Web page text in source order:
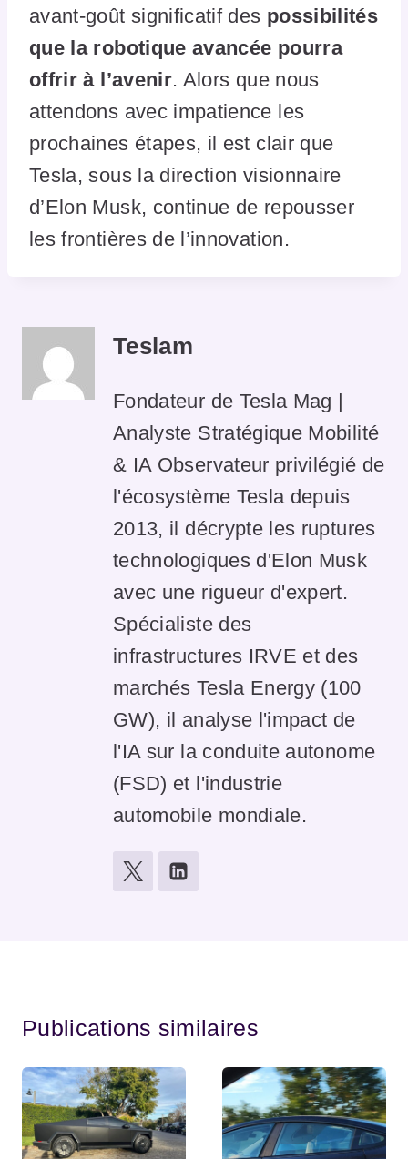
avant-goût significatif des possibilités
que la robotique avancée pourra
offrir à l’avenir. Alors que nous
attendons avec impatience les
prochaines étapes, il est clair que
Tesla, sous la direction visionnaire
d’Elon Musk, continue de repousser
les frontières de l’innovation.
Teslam
Fondateur de Tesla Mag |
Analyste Stratégique Mobilité
& IA Observateur privilégié de
l'écosystème Tesla depuis
2013, il décrypte les ruptures
technologiques d'Elon Musk
avec une rigueur d'expert.
Spécialiste des
infrastructures IRVE et des
marchés Tesla Energy (100
GW), il analyse l'impact de
l'IA sur la conduite autonome
(FSD) et l'industrie
automobile mondiale.
Publications similaires